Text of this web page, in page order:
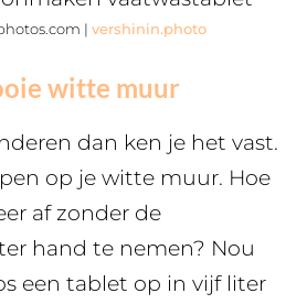
| vershinin.photo
witte muur
dan ken je het vast.
op je witte muur. Hoe
af zonder de
hand te nemen? Nou
een tablet op in vijf liter